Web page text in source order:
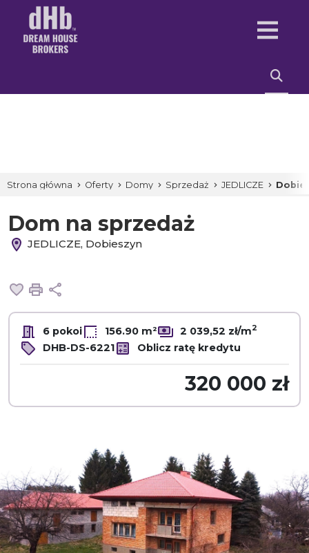
Strona główna Oferty Domy Sprzedaż JEDLICZE
Dom na sprzedaż
JEDLICZE, Dobieszyn
Dodaj do ulubionych
Drukuj
6 pokoi 156.90 m² 2 039,52 zł/m2
DHB-DS-6221 Oblicz ratę kredytu
320 000 zł